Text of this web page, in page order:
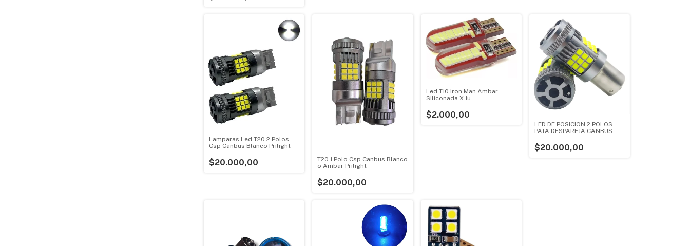
Lamparas Led T20 2 Polos
Csp Canbus Blanco Prilight
$20.000,00
T20 1 Polo Csp Canbus Blanco
o Ambar Prilight
$20.000,00
Led T10 Iron Man Ambar
Siliconada X 1u
$2.000,00
LED DE POSICION 2 POLOS
PATA DESPAREJA CANBUS
PRILIGHT
$20.000,00